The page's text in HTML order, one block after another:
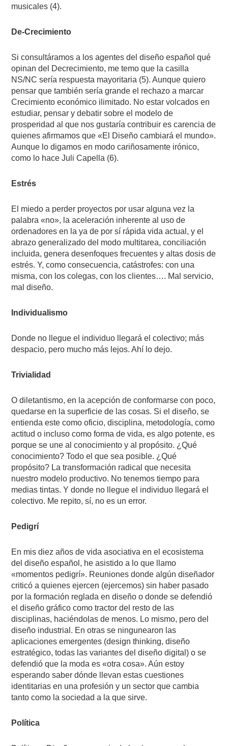
musicales (4).
De-Crecimiento
Si consultáramos a los agentes del diseño español qué
opinan del Decrecimiento, me temo que la casilla
NS/NC sería respuesta mayoritaria (5). Aunque quiero
pensar que también sería grande el rechazo a marcar
Crecimiento económico ilimitado. No estar volcados en
estudiar, pensar y debatir sobre el modelo de
prosperidad al que nos gustaría contribuir es carencia de
quienes afirmamos que «El Diseño cambiará el mundo».
Aunque lo digamos en modo cariñosamente irónico,
como lo hace Juli Capella (6).
Estrés
El miedo a perder proyectos por usar alguna vez la
palabra «no», la aceleración inherente al uso de
ordenadores en la ya de por sí rápida vida actual, y el
abrazo generalizado del modo multitarea, conciliación
incluida, genera desenfoques frecuentes y altas dosis de
estrés. Y, como consecuencia, catástrofes: con una
misma, con los colegas, con los clientes…. Mal servicio,
mal diseño.
Individualismo
Donde no llegue el individuo llegará el colectivo; más
despacio, pero mucho más lejos. Ahí lo dejo.
Trivialidad
O diletantismo, en la acepción de conformarse con poco,
quedarse en la superficie de las cosas. Si el diseño, se
entienda este como oficio, disciplina, metodología, como
actitud o incluso como forma de vida, es algo potente, es
porque se une al conocimiento y al propósito. ¿Qué
conocimiento? Todo el que sea posible. ¿Qué
propósito? La transformación radical que necesita
nuestro modelo productivo. No tenemos tiempo para
medias tintas. Y donde no llegue el individuo llegará el
colectivo. Me repito, sí, no es un error.
Pedigrí
En mis diez años de vida asociativa en el ecosistema
del diseño español, he asistido a lo que llamo
«momentos pedigrí». Reuniones donde algún diseñador
criticó a quienes ejercen (ejercemos) sin haber pasado
por la formación reglada en diseño o donde se defendió
el diseño gráfico como tractor del resto de las
disciplinas, haciéndolas de menos. Lo mismo, pero del
diseño industrial. En otras se ningunearon las
aplicaciones emergentes (design thinking, diseño
estratégico, todas las variantes del diseño digital) o se
defendió que la moda es «otra cosa». Aún estoy
esperando saber dónde llevan estas cuestiones
identitarias en una profesión y un sector que cambia
tanto como la sociedad a la que sirve.
Política